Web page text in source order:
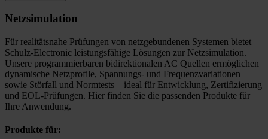
Netzsimulation
Für realitätsnahe Prüfungen von netzgebundenen Systemen bietet
Schulz-Electronic leistungsfähige Lösungen zur Netzsimulation.
Unsere programmierbaren bidirektionalen AC Quellen ermöglichen
dynamische Netzprofile, Spannungs- und Frequenzvariationen
sowie Störfall und Normtests – ideal für Entwicklung, Zertifizierung
und EOL-Prüfungen. Hier finden Sie die passenden Produkte für
Ihre Anwendung.
Produkte für: